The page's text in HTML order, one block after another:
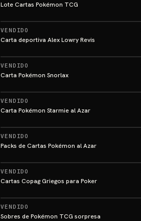
Lote Cartas Pokémon TCG
VENDIDO
Carta deportiva Alex Lowry Revis
VENDIDO
Carta Pokémon Snorlax
VENDIDO
Carta Pokémon Starmie al Azar
VENDIDO
Packs de Cartas Pokémon al Azar
VENDIDO
Cartas Copag Griegos para Poker
VENDIDO
Sobres de Pokémon TCG sorpresa